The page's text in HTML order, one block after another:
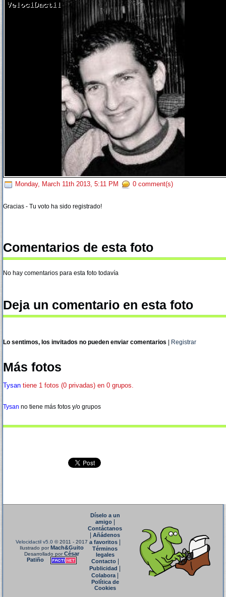
Monday, March 11th 2013, 5:11 PM 0 comment(s)
Gracias - Tu voto ha sido registrado!
Comentarios de esta foto
No hay comentarios para esta foto todavía
Deja un comentario en esta foto
Lo sentimos, los invitados no pueden enviar comentarios Registrar
Más fotos
Tysan tiene 1 fotos (0 privadas) en 0 grupos.
Tysan no tiene más fotos y/o grupos
Velocidactil v5.0 © 2011 - 2017
Ilustrado porMach&Guito
Desarrollado porCésar
Patiño
Díselo a un
amigo|
Contáctanos
Añádenos
a favoritos
Términos
legales
Contacto|
Publicidad
Colabora|
Política de
Cookies